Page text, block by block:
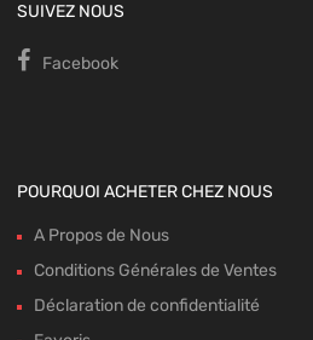
SUIVEZ NOUS
Facebook
POURQUOI ACHETER CHEZ NOUS
A Propos de Nous
Conditions Générales de Ventes
Déclaration de confidentialité